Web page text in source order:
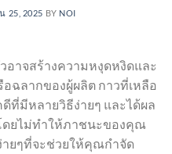
25, 2025 BY NOI
าจสร้างความหงุดหงิดและ
ฉลากของผู้ผลิต กาวที่เหลือ
ที่มีหลายวิธีง่ายๆ และได้ผล
ดยไม่ทำให้ภาชนะของคุณ
ายๆที่จะช่วยให้คุณกำจัด